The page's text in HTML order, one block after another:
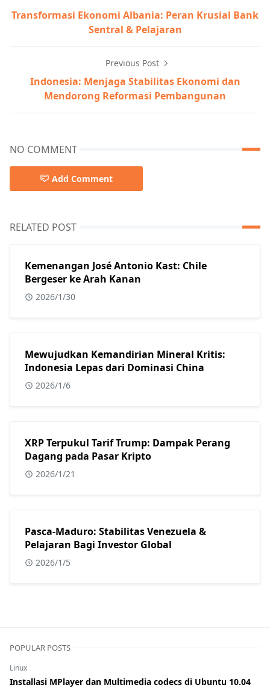
Transformasi Ekonomi Albania: Peran Krusial Bank
Sentral & Pelajaran
Previous Post
Indonesia: Menjaga Stabilitas Ekonomi dan
Mendorong Reformasi Pembangunan
NO COMMENT
Add Comment
RELATED POST
Kemenangan José Antonio Kast: Chile
Bergeser ke Arah Kanan
2026/1/30
Mewujudkan Kemandirian Mineral Kritis:
Indonesia Lepas dari Dominasi China
2026/1/6
XRP Terpukul Tarif Trump: Dampak Perang
Dagang pada Pasar Kripto
2026/1/21
Pasca-Maduro: Stabilitas Venezuela &
Pelajaran Bagi Investor Global
2026/1/5
POPULAR POSTS
Linux
Installasi MPlayer dan Multimedia codecs di Ubuntu 10.04